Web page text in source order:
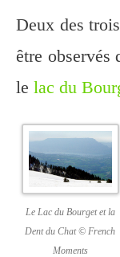
Deux des
être observés
le lac du
Le Lac du Bourget et la
Dent du Chat © French
Moments